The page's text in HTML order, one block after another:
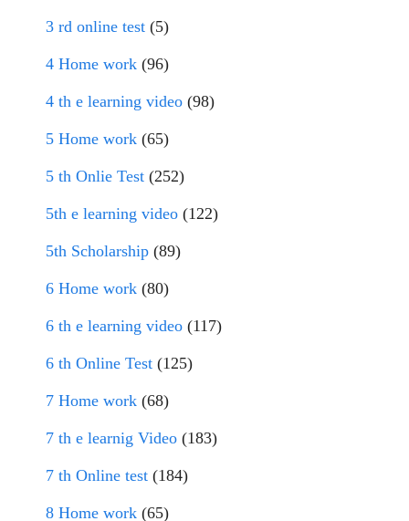
3 rd online test (5)
4 Home work (96)
4 th e learning video (98)
5 Home work (65)
5 th Onlie Test (252)
5th e learning video (122)
5th Scholarship (89)
6 Home work (80)
6 th e learning video (117)
6 th Online Test (125)
7 Home work (68)
7 th e learnig Video (183)
7 th Online test (184)
8 Home work (65)